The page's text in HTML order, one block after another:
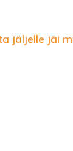
jäljelle jäi